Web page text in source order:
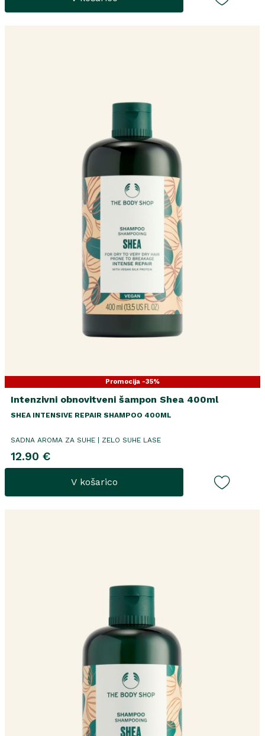
Promocija -35%
Intenzivni obnovitveni šampon Shea 400ml
SHEA INTENSIVE REPAIR SHAMPOO 400ML
SADNA AROMA ZA SUHE | ZELO SUHE LASE
12.90 €
V košarico